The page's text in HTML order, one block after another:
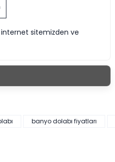
internet sitemizden ve
banyo dolabı fiyatları